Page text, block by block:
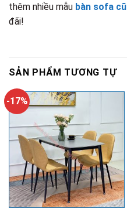
thêm nhiều mẫu bàn sofa cũ
đãi!
SẢN PHẨM TƯƠNG TỰ
-17%